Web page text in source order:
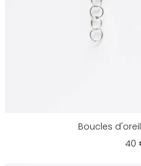
Boucles
40